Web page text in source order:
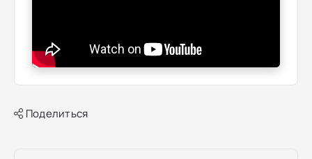
Поделиться